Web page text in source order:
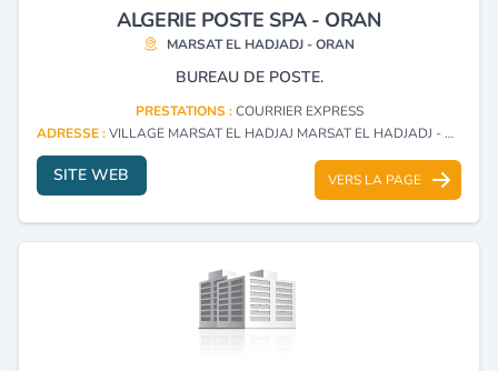
ALGERIE POSTE SPA - ORAN
MARSAT EL HADJADJ - ORAN
BUREAU DE POSTE.
PRESTATIONS :COURRIER EXPRESS
ADRESSE :VILLAGE MARSAT EL HADJAJ MARSAT EL HADJADJ - ORAN
SITE WEB VERS LA PAGE